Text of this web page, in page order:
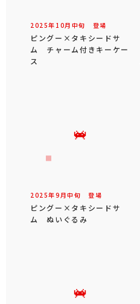
2025年 10月 中旬 登場
ピングー×タキシードサ
ム チャーム付きキーケー
ス
2025年9 月中旬 登場
ピングー×タキシードサ
ム ぬいぐるみ